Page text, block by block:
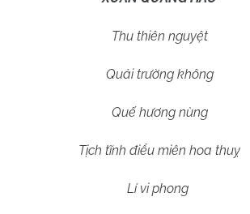
Thu thiên nguyệt
Quải trường không
Quế hương nùng
Tịch tĩnh điểu miên hoa thuỵ
Lí vi phong